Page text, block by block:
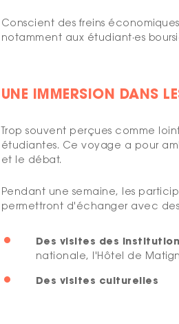
Conscient des freins
notamment aux étudiant·es
UNE IMMERSION DANS
Trop souvent perçues comme
étudiantes. Ce voyage a pour
et le débat.
Pendant une semaine, les
permettront d'échanger avec
Des visites des
nationale, l'Hôtel de
Des visites culturelles